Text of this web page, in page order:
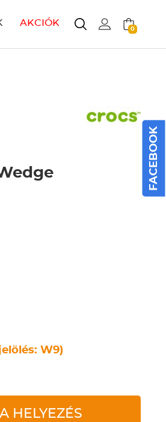
AKCIÓK
0
W9)
HELYEZÉS
FACEBOOK